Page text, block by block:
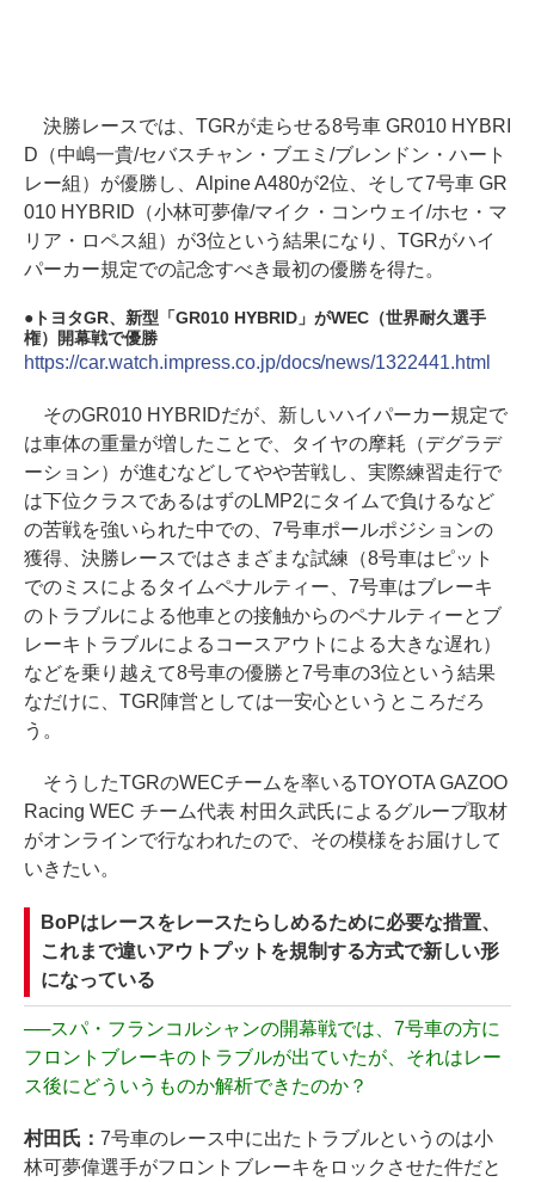
決勝レースでは、TGRが走らせる8号車 GR010 HYBRI
D（中嶋一貴/セバスチャン・ブエミ/ブレンドン・ハート
レー組）が優勝し、Alpine A480が2位、そして7号車 GR
010 HYBRID（小林可夢偉/マイク・コンウェイ/ホセ・マ
リア・ロペス組）が3位という結果になり、TGRがハイ
パーカー規定での記念すべき最初の優勝を得た。
トヨタGR、新型「GR010 HYBRID」がWEC（世界耐久選手
権）開幕戦で優勝
https://car.watch.impress.co.jp/docs/news/1322441.html
そのGR010 HYBRIDだが、新しいハイパーカー規定で
は車体の重量が増したことで、タイヤの摩耗（デグラデ
ーション）が進むなどしてやや苦戦し、実際練習走行で
は下位クラスであるはずのLMP2にタイムで負けるなど
の苦戦を強いられた中での、7号車ポールポジションの
獲得、決勝レースではさまざまな試練（8号車はピット
でのミスによるタイムペナルティー、7号車はブレーキ
のトラブルによる他車との接触からのペナルティーとブ
レーキトラブルによるコースアウトによる大きな遅れ）
などを乗り越えて8号車の優勝と7号車の3位という結果
なだけに、TGR陣営としては一安心というところだろ
う。
そうしたTGRのWECチームを率いるTOYOTA GAZOO
Racing WEC チーム代表 村田久武氏によるグループ取材
がオンラインで行なわれたので、その模様をお届けして
いきたい。
BoPはレースをレースたらしめるために必要な措置、
これまで違いアウトプットを規制する方式で新しい形
になっている
──スパ・フランコルシャンの開幕戦では、7号車の方に
フロントブレーキのトラブルが出ていたが、それはレー
ス後にどういうものか解析できたのか？
村田氏： 7号車のレース中に出たトラブルというのは小
林可夢偉選手がフロントブレーキをロックさせた件だと